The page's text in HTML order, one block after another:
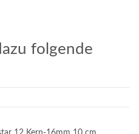
folgende